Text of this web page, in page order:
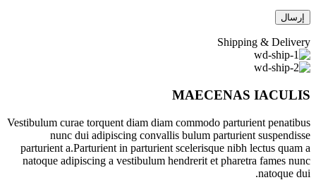
Shipping & Delivery
MAECENAS IACULIS
Vestibulum curae torquent diam diam commodo parturient penatibus
nunc dui adipiscing convallis bulum parturient suspendisse
parturient a.Parturient in parturient scelerisque nibh lectus quam a
natoque adipiscing a vestibulum hendrerit et pharetra fames nunc
natoque dui.